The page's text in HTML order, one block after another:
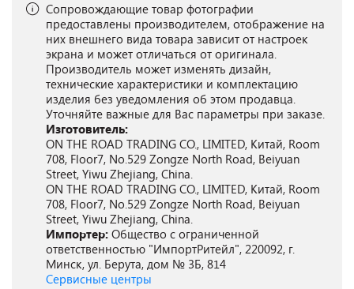
Сопровождающие товар фотографии
предоставлены производителем, отображение на
них внешнего вида товара зависит от настроек
экрана и может отличаться от оригинала.
Производитель может изменять дизайн,
технические характеристики и комплектацию
изделия без уведомления об этом продавца.
Уточняйте важные для Вас параметры при заказе.
Изготовитель:
ON THE ROAD TRADING CO., LIMITED, Китай, Room
708, Floor7, No.529 Zongze North Road, Beiyuan
Street, Yiwu Zhejiang, China.
ON THE ROAD TRADING CO., LIMITED, Китай, Room
708, Floor7, No.529 Zongze North Road, Beiyuan
Street, Yiwu Zhejiang, China.
Импортер: Общество с ограниченной
ответственностью "ИмпортРитейл", 220092, г.
Минск, ул. Берута, дом № 3Б, 814
Сервисные центры